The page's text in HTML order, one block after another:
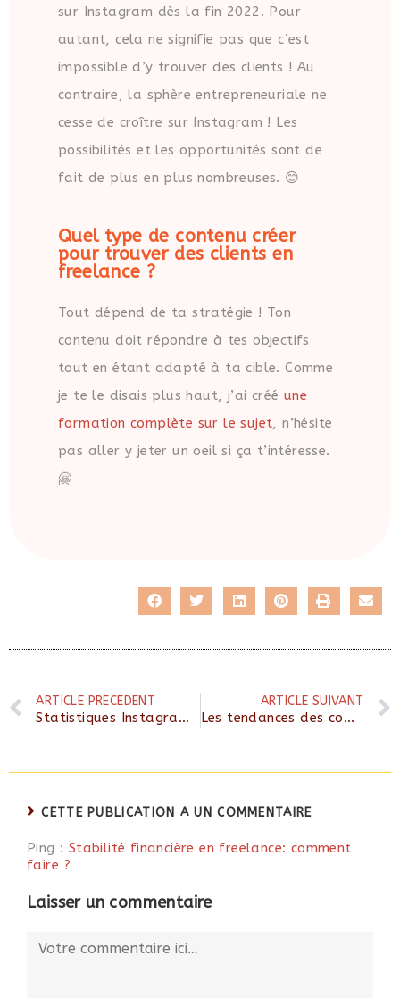
sur Instagram dès la fin 2022. Pour
autant, cela ne signifie pas que c’est
impossible d’y trouver des clients ! Au
contraire, la sphère entrepreneuriale ne
cesse de croître sur Instagram ! Les
possibilités et les opportunités sont de
fait de plus en plus nombreuses. 😊
Quel type de contenu créer
pour trouver des clients en
freelance ?
Tout dépend de ta stratégie ! Ton
contenu doit répondre à tes objectifs
tout en étant adapté à ta cible. Comme
je te le disais plus haut, j’ai créé une
formation complète sur le sujet, n’hésite
pas aller y jeter un oeil si ça t’intéresse.
🤗
ARTICLE PRÉCÉDENT
Statistiques Instagram: quoi analyser pour développer ton compte ?
ARTICLE SUIVANT
Les tendances des comptes Instagram pros en 2024
CETTE PUBLICATION A UN COMMENTAIRE
Ping : Stabilité financière en freelance: comment
faire ?
Laisser un commentaire